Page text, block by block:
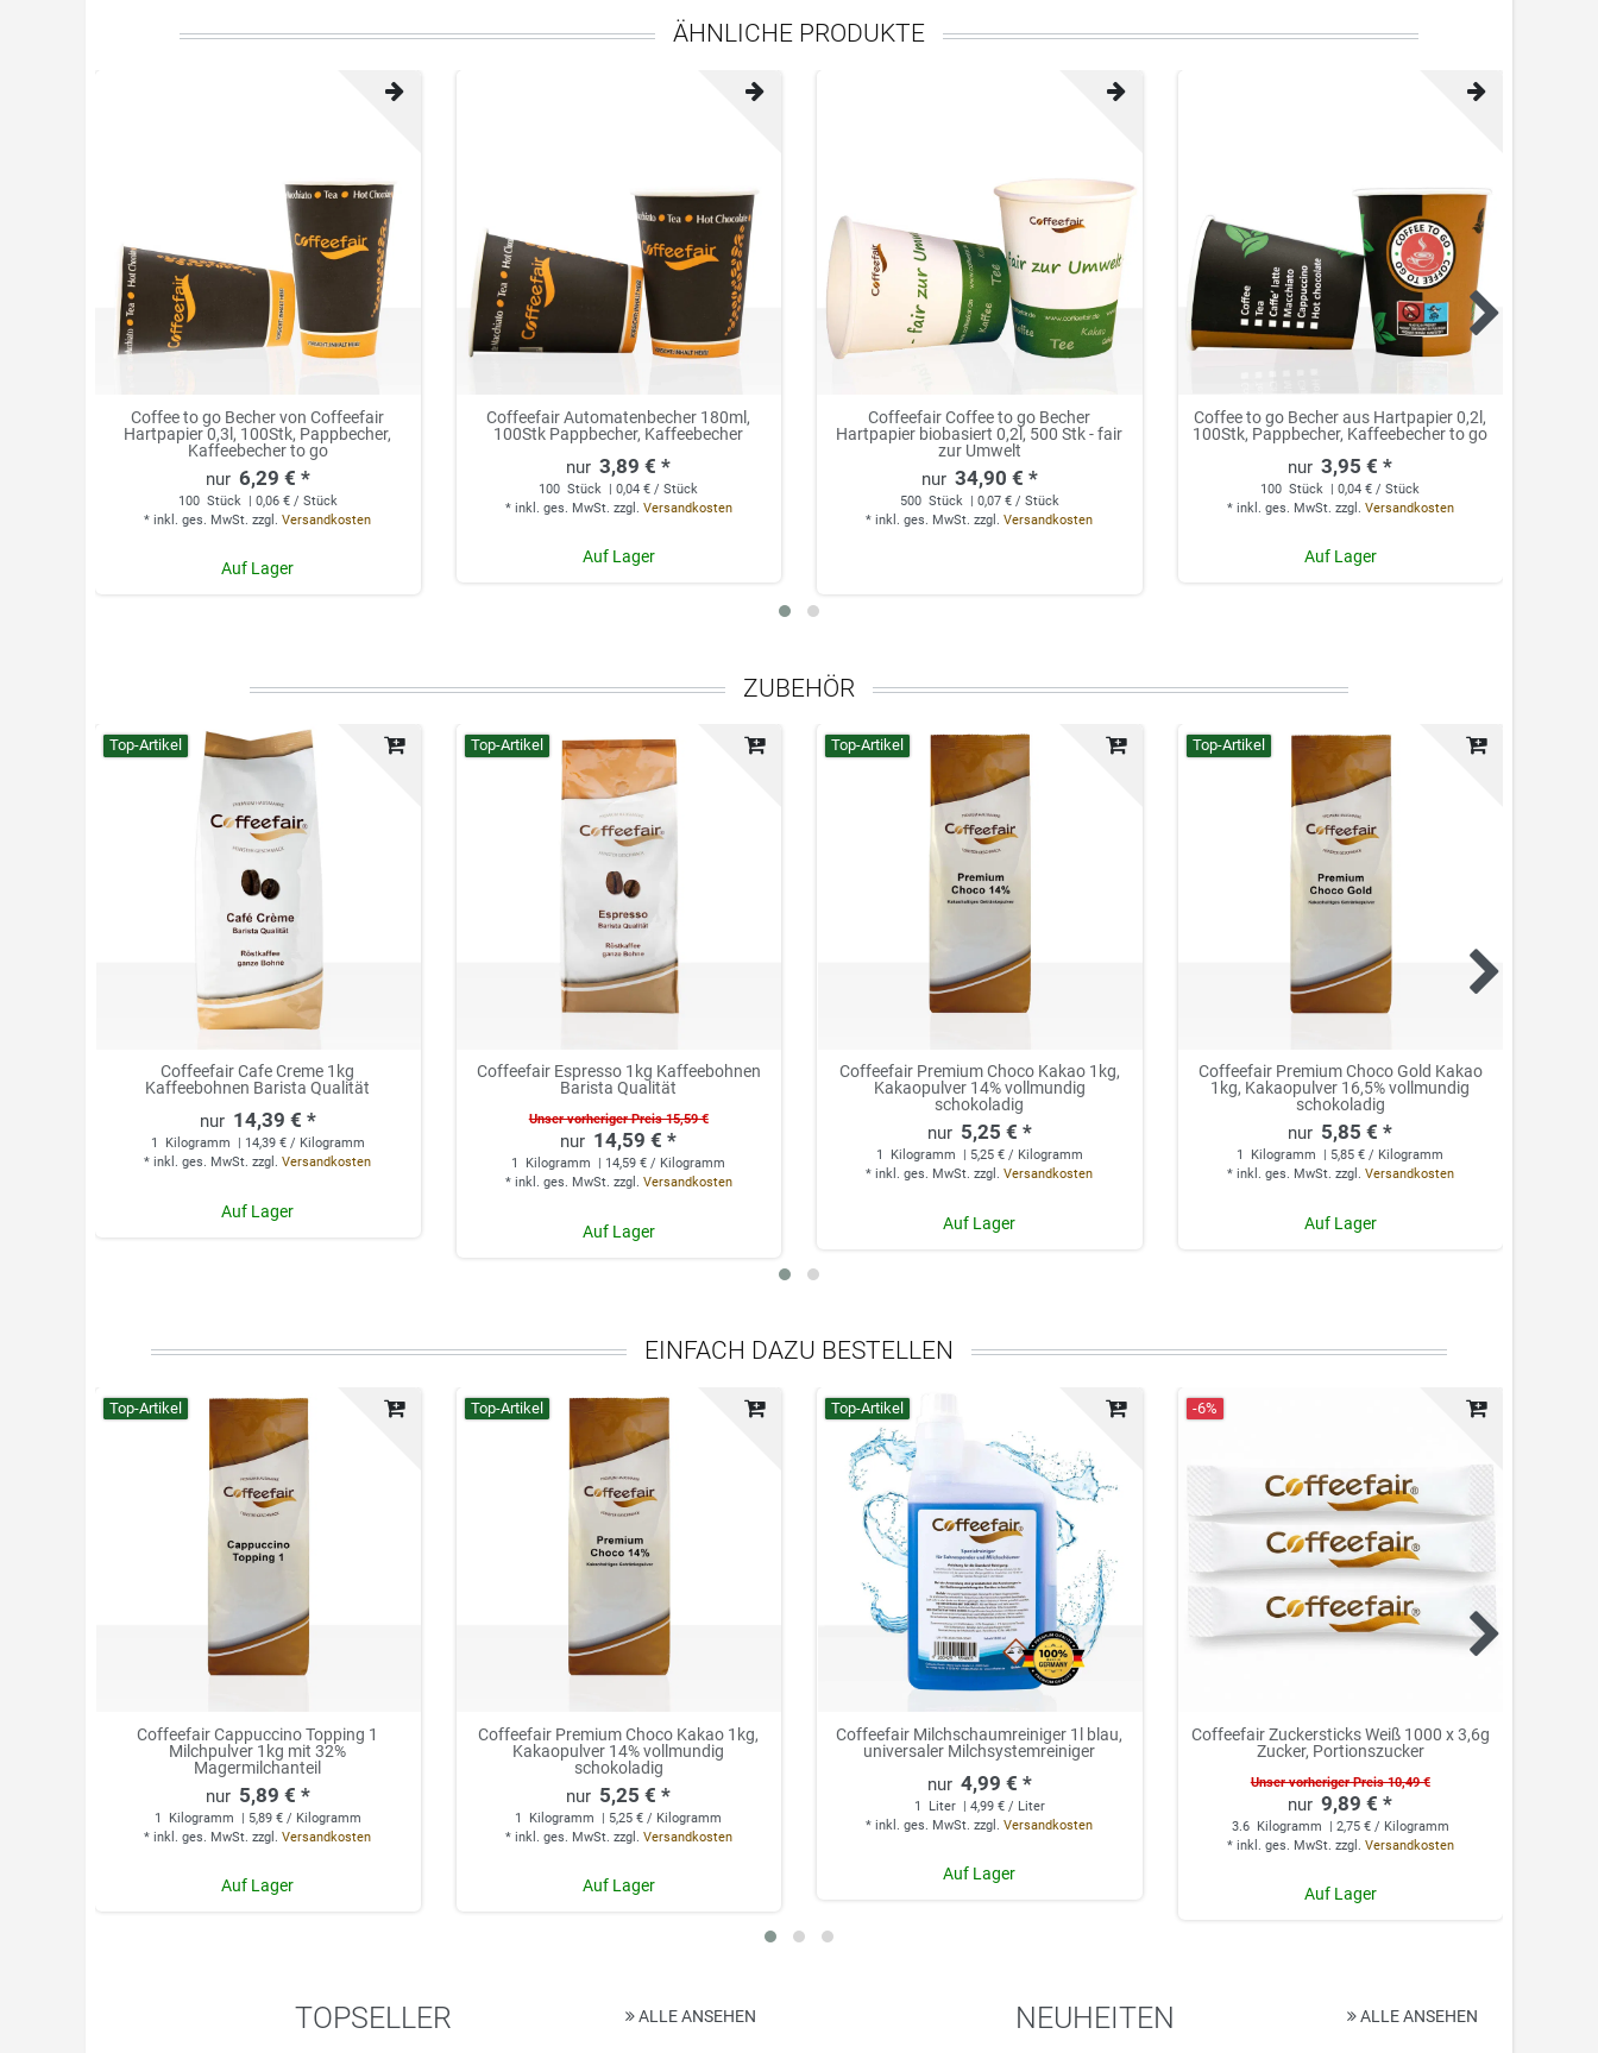
ÄHNLICHE PRODUKTE
Coffee to go Becher von Coffeefair
Hartpapier 0,3l, 100Stk, Pappbecher,
Kaffeebecher to go
6,29 € *
100 Stück | 0,06 € / Stück
*inkl. ges. MwSt. zzgl.Versandkosten
Auf Lager
Coffeefair Automatenbecher 180ml,
100Stk Pappbecher, Kaffeebecher
3,89 € *
100 Stück | 0,04 € / Stück
* inkl. ges. MwSt. zzgl. Versandkosten
Auf Lager
Coffeefair Coffee to go Becher
Hartpapier biobasiert 0,2l, 500 Stk - fair
zur Umwelt
34,90 € *
500 Stück | 0,07 € / Stück
*inkl. ges. MwSt. zzgl.Versandkosten
Coffee to go Becher aus Hartpapier 0,2l,
100Stk, Pappbecher, Kaffeebecher to go
3,95 € *
100 Stück | 0,04 € / Stück
* inkl. ges. MwSt. zzgl. Versandkosten
Auf Lager
ZUBEHÖR
Top-Artikel
Coffeefair Cafe Creme 1kg
Kaffeebohnen Barista Qualität
14,39 € *
1 Kilogramm
| 14,39 € / Kilogramm
*inkl. ges. MwSt. zzgl.Versandkosten
Auf Lager
Top-Artikel
Coffeefair Espresso 1kg Kaffeebohnen
Barista Qualität
Unser vorheriger Preis 15,59 €
14,59 € *
1 Kilogramm
| 14,59 € / Kilogramm
* inkl. ges. MwSt. zzgl. Versandkosten
Auf Lager
Top-Artikel
Coffeefair Premium Choco Kakao 1kg,
Kakaopulver 14% vollmundig
schokoladig
5,25 € *
1 Kilogramm
| 5,25 € / Kilogramm
*inkl. ges. MwSt. zzgl.Versandkosten
Auf Lager
Top-Artikel
Coffeefair Premium Choco Gold Kakao
1kg, Kakaopulver 16,5% vollmundig
schokoladig
5,85 € *
1 Kilogramm
| 5,85 € / Kilogramm
* inkl. ges. MwSt. zzgl. Versandkosten
Auf Lager
EINFACH DAZU BESTELLEN
Top-Artikel
Coffeefair Cappuccino Topping 1
Milchpulver 1kg mit 32%
Magermilchanteil
5,89 € *
1 Kilogramm
| 5,89 € / Kilogramm
*inkl. ges. MwSt. zzgl.Versandkosten
Auf Lager
Top-Artikel
Coffeefair Premium Choco Kakao 1kg,
Kakaopulver 14% vollmundig
schokoladig
5,25 € *
1 Kilogramm
| 5,25 € / Kilogramm
* inkl. ges. MwSt. zzgl. Versandkosten
Auf Lager
Top-Artikel
Coffeefair Milchschaumreiniger 1l blau,
universaler Milchsystemreiniger
4,99 € *
1 Liter | 4,99 € / Liter
*inkl. ges. MwSt. zzgl.Versandkosten
Auf Lager
-6%
Coffeefair Zuckersticks Weiß 1000 x 3,6g
Zucker, Portionszucker
Unser vorheriger Preis 10,49 €
9,89 € *
3.6 Kilogramm
| 2,75 € / Kilogramm
* inkl. ges. MwSt. zzgl. Versandkosten
Auf Lager
TOPSELLER ALLE ANSEHEN NEUHEITEN ALLE ANSEHEN